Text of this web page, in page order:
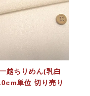
越ちりめん(乳白
単位 切り売り